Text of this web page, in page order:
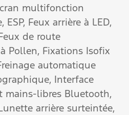
multifonction
ESP, Feux arrière à LED,
de route
Pollen, Fixations Isofix
automatique
Interface
mains-libres Bluetooth,
arrière surteintée,